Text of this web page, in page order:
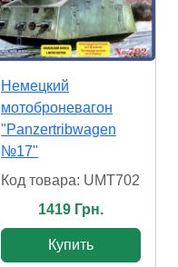
Немецкий
мотоброневагон
"Panzertribwagen
№17"
Код товара: UMT702
1419 Грн.
Купить